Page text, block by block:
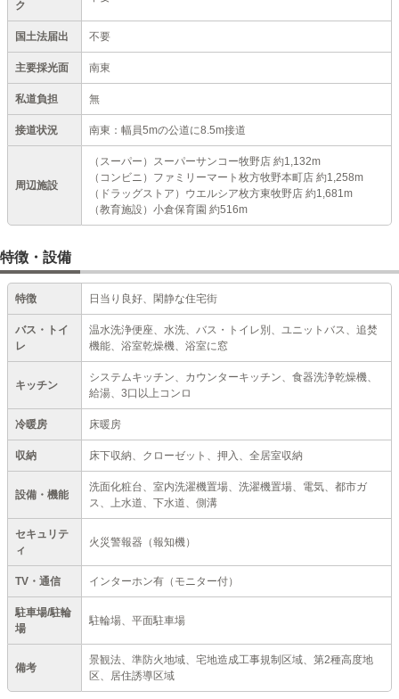
ク
国土法届出 不要
主要採光面 南東
私道負担 無
接道状況 南東：幅員5mの公道に8.5m接道
周辺施設
（スーパー）スーパーサンコー牧野店 約1,132m
（コンビニ）ファミリーマート枚方牧野本町店 約1,258m
（ドラッグストア）ウエルシア枚方東牧野店 約1,681m
（教育施設）小倉保育園 約516m
特徴・設備
特徴 日当り良好、閑静な住宅街
バス・トイ
レ
温水洗浄便座、水洗、バス・トイレ別、ユニットバス、追焚
機能、浴室乾燥機、浴室に窓
キッチン
システムキッチン、カウンターキッチン、食器洗浄乾燥機、
給湯、3口以上コンロ
冷暖房 床暖房
収納 床下収納、クローゼット、押入、全居室収納
設備・機能
洗面化粧台、室内洗濯機置場、洗濯機置場、電気、都市ガ
ス、上水道、下水道、側溝
セキュリテ
ィ
火災警報器（報知機）
TV・通信 インターホン有（モニター付）
駐車場/駐輪
場
駐輪場、平面駐車場
備考
景観法、準防火地域、宅地造成工事規制区域、第2種高度地
区、居住誘導区域